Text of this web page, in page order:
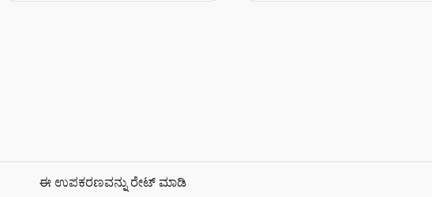
ಈ ಉಪಕರಣವನ್ನು ರೇಟ್ ಮಾಡಿ